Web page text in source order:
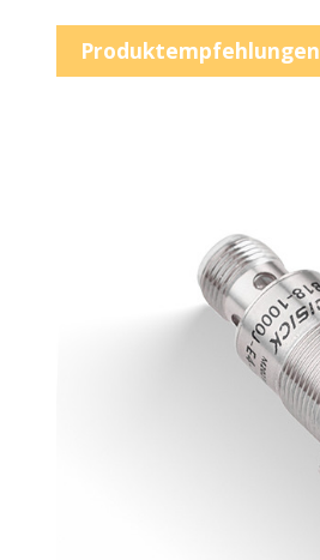
Produktempfehlungen